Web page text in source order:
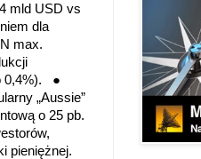
mld USD vs
dla
max.
0,4%). ●
„Aussie”
o 25 pb.
pieniężnej.